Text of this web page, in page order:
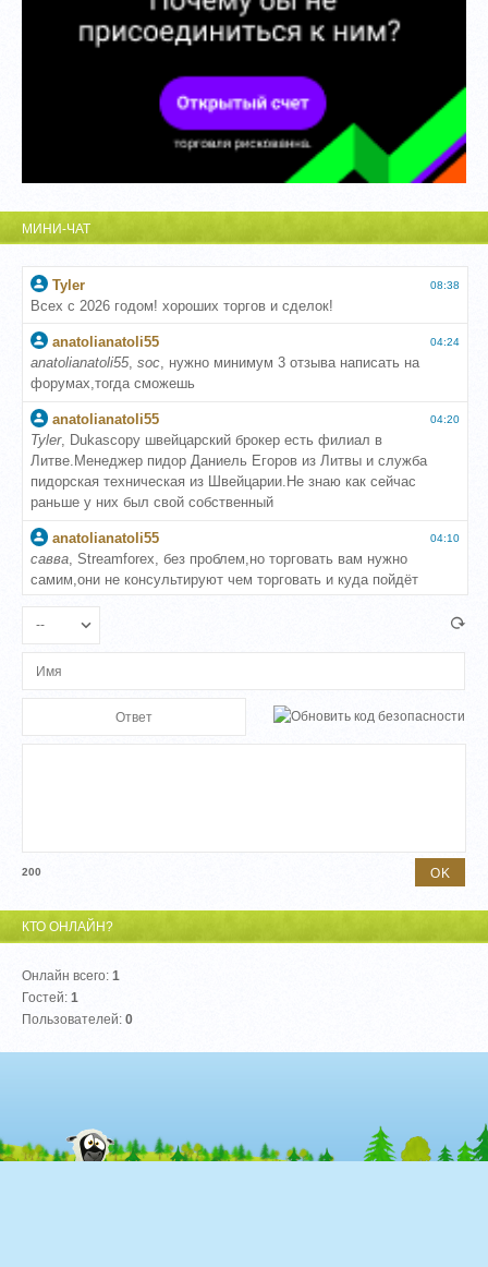
МИНИ-ЧАТ
200
КТО ОНЛАЙН?
Онлайн всего:1
Гостей:1
Пользователей:0